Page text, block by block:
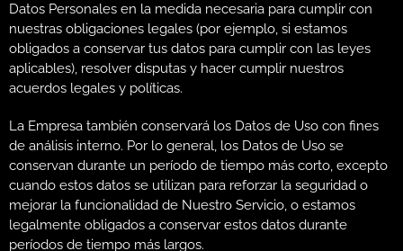
Datos Personales en la medida necesaria para cumplir con
nuestras obligaciones legales (por ejemplo, si estamos
obligados a conservar tus datos para cumplir con las leyes
aplicables), resolver disputas y hacer cumplir nuestros
acuerdos legales y políticas.
La Empresa también conservará los Datos de Uso con fines
de análisis interno. Por lo general, los Datos de Uso se
conservan durante un período de tiempo más corto, excepto
cuando estos datos se utilizan para reforzar la seguridad o
mejorar la funcionalidad de Nuestro Servicio, o estamos
legalmente obligados a conservar estos datos durante
períodos de tiempo más largos.